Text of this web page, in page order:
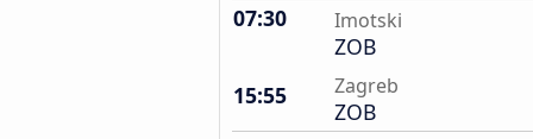
07:30 Imotski
ZOB
15:55
Zagreb
ZOB